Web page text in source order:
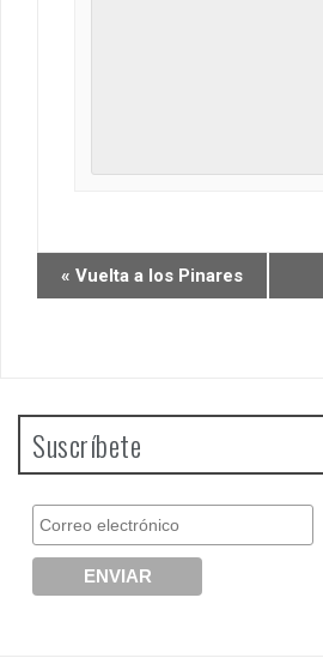
E
v
o
N
a
v
e
a
« Vuelta a los Pinares
Suscríbete